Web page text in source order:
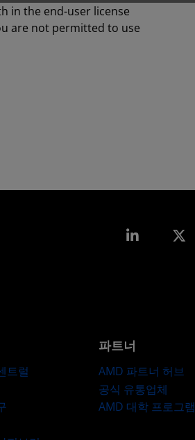
in the end-user license
are not permitted to use
Linkedin
트럴
파트너
AMD 파트너 허브
공식 유통업체
AMD 대학 프로그램